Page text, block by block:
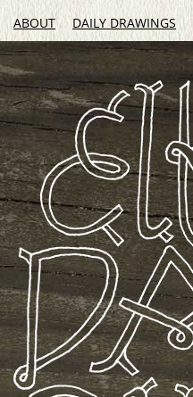
ABOUT DAILY DRAWINGS